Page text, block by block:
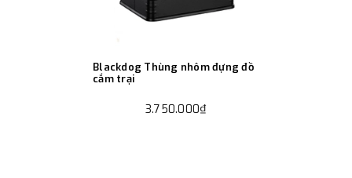
Blackdog Thùng nhôm đựng đồ
cắm trại
3.750.000₫